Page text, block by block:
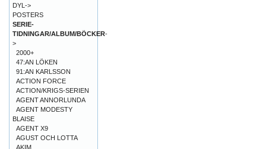
DYL->
POSTERS
SERIE-
TIDNINGAR/ALBUM/BÖCKER-
>
2000+
47:AN LÖKEN
91:AN KARLSSON
ACTION FORCE
ACTION/KRIGS-SERIEN
AGENT ANNORLUNDA
AGENT MODESTY
BLAISE
AGENT X9
AGUST OCH LOTTA
AKIM